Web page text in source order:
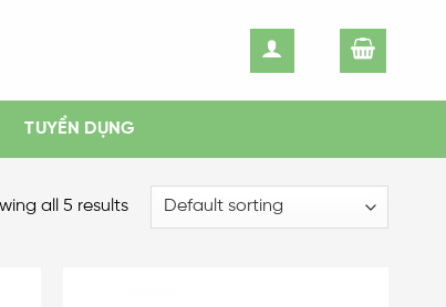
TUYỂN DỤNG
all 5 results